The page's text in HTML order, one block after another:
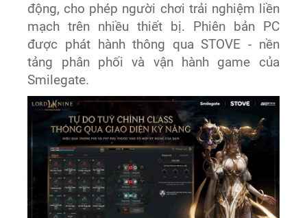
động, cho phép người chơi trải nghiệm liền
mạch trên nhiều thiết bị. Phiên bản PC
được phát hành thông qua STOVE - nền
tảng phân phối và vận hành game của
Smilegate.